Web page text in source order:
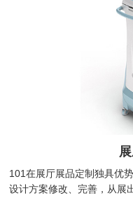
101在展厅展品定制独具优
设计方案修改、完善，从展